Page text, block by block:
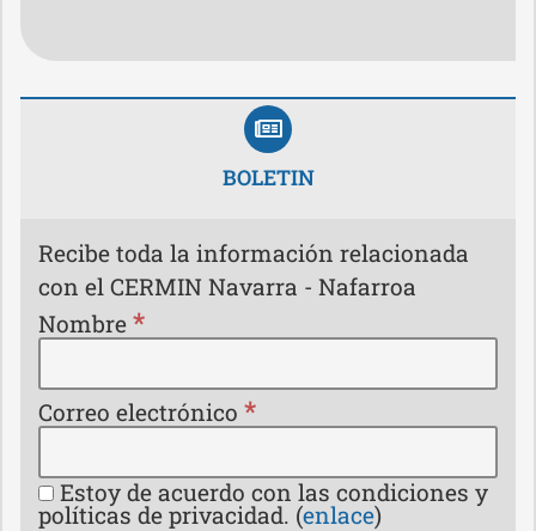
BOLETIN
Recibe toda la información relacionada
con el CERMIN Navarra - Nafarroa
Nombre *
Correo electrónico *
Estoy de acuerdo con las condiciones y
políticas de privacidad. (enlace)